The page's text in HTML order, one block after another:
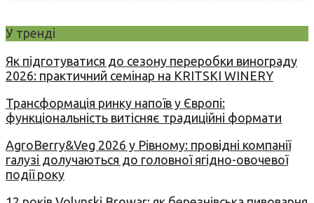
У тренді
Як підготуватися до сезону переробки винограду
2026: практичний семінар на KRITSKI WINERY
Трансформація ринку напоїв у Європі:
функціональність витісняє традиційні формати
AgroBerry&Veg 2026 у Рівному: провідні компанії
галузі долучаються до головної ягідно-овочевої
події року